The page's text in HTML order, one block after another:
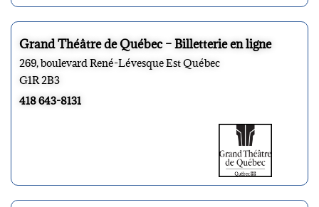
Grand Théâtre de Québec – Billetterie en ligne
269, boulevard René-Lévesque Est Québec
G1R 2B3
418 643-8131